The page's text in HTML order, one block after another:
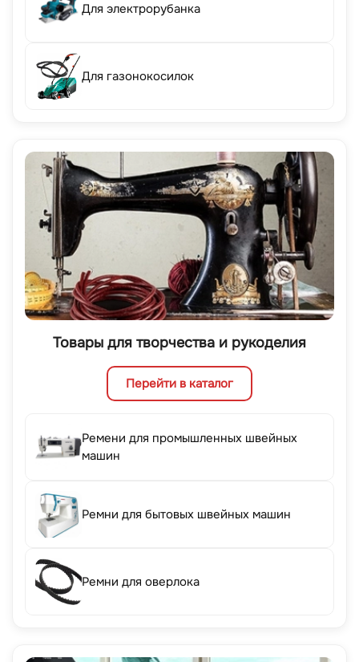
Для электрорубанка
Для газонокосилок
Товары для творчества и рукоделия
Перейти в каталог
Ремени для промышленных швейных
машин
Ремни для бытовых швейных машин
Ремни для оверлока